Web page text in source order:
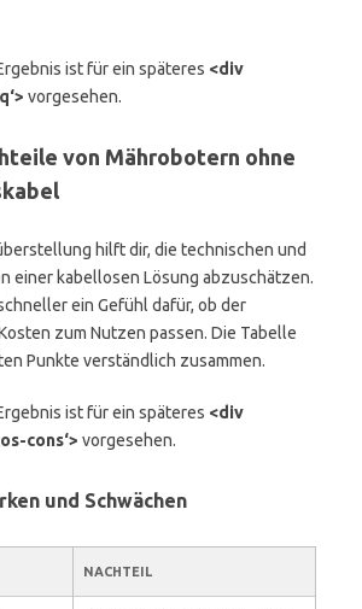
ist für ein späteres <div
vorgesehen.
von Mährobotern ohne
hilft dir, die technischen und
einer kabellosen Lösung abzuschätzen.
ein Gefühl dafür, ob der
zum Nutzen passen. Die Tabelle
Punkte verständlich zusammen.
ist für ein späteres <div
cons‘> vorgesehen.
und Schwächen
NACHTEIL